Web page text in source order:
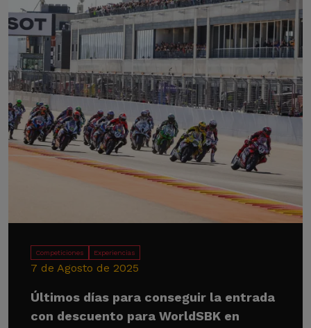
Competiciones Experiencias
7 de Agosto de 2025
Últimos días para conseguir la entrada
con descuento para WorldSBK en